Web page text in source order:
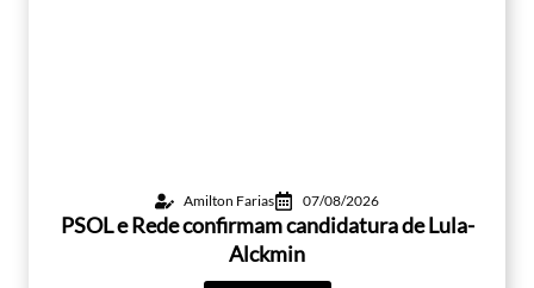
Amilton Farias 07/08/2026
PSOL e Rede confirmam candidatura de Lula-
Alckmin